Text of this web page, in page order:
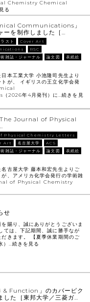
Chemistry Chemical
る
Communications」
ーを制作しました［…
スト
Cover Art
RSC
術雑誌・ジャーナル 論文図
表紙絵
本工業大学 小池隆司先生より
トが、 イギリスの王立化学会発
2026年4月発刊）に…続きを見
The Journal of Physical
Physical Chemistry Letters
Art 名古屋大学
ACS
術雑誌・ジャーナル 論文図
表紙絵
古屋大学 藤本和宏先生よりご
、アメリカ化学会発行の学術雑
of Physical Chemistry
せ
賜り、誠にありがとうございま
ては、下記期間、誠に勝手なが
だきます。 【夏季休業期間のご
）…続きを見る
& Function」のカバーピク
した［東邦大学／三菱ガ…